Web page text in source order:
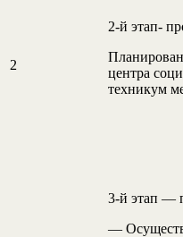
2
2-й этап-
центра
техникум
3-й этап —
—